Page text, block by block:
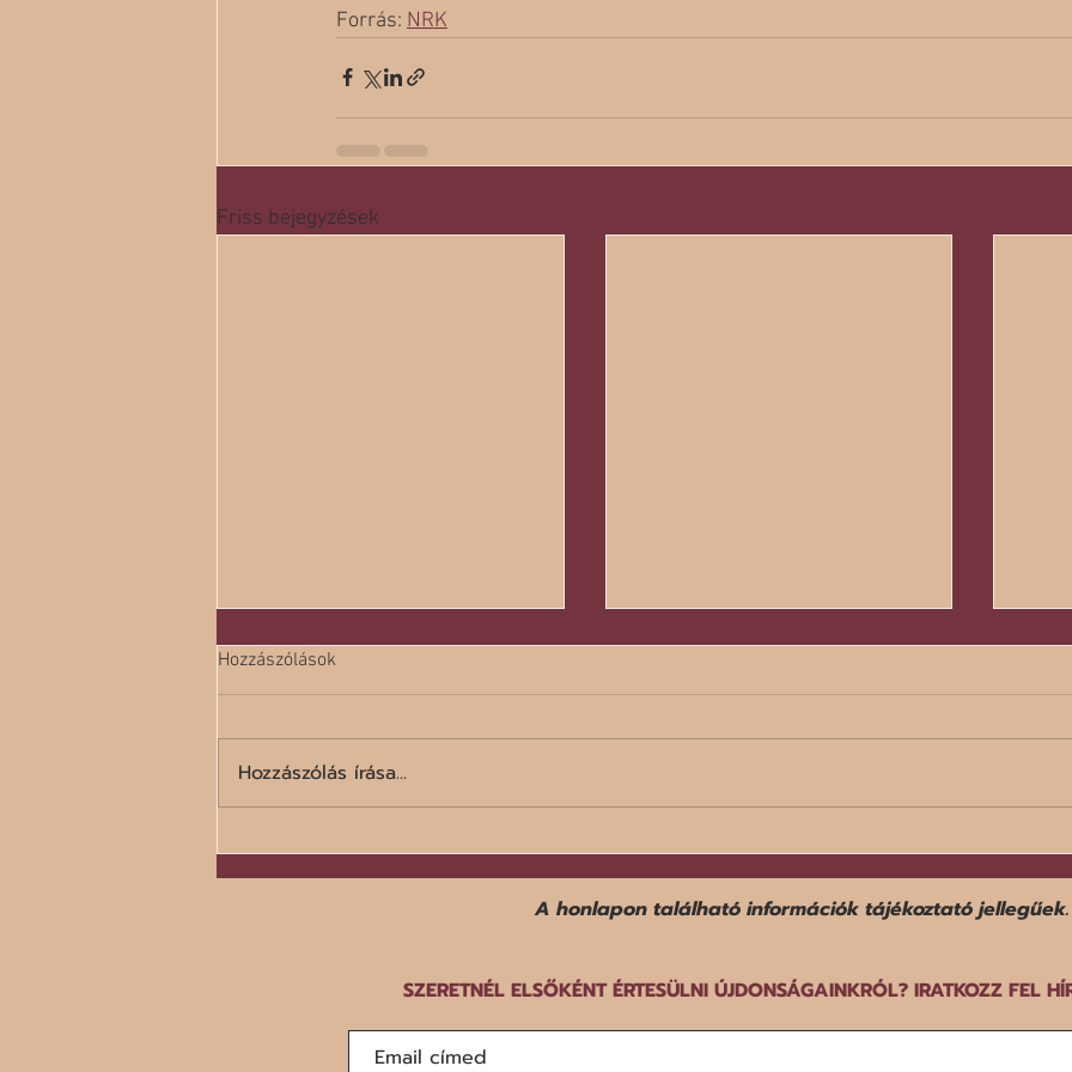
Forrás: NRK
Friss bejegyzések
kézilabda-válogatott a dán-
norvég-svéd közös rendezésű
Hozzászólások
Hozzászólás írása...
A honlapon található információk tájékoztató jellegűek.
SZERETNÉL ELSŐKÉNT ÉRTESÜLNI ÚJDONSÁGAINKRÓL? IRATKOZZ FEL